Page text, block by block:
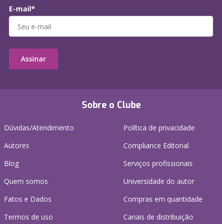
Sobre o Clube
Dúvidas/Atendimento
Autores
Blog
Quem somos
Fatos e Dados
Termos de uso
Política de privacidade
Compliance Editorial
Serviços profissionais
Universidade do autor
Compras em quantidade
Canais de distribuição
E-mail*
Assinar